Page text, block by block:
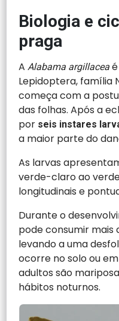
Biologia e
praga
AAlabama argillacea
Lepidoptera, família
começa com a
das folhas. Após a
por seis instares
a maior parte do
As larvas
verde-claro ao
longitudinais e
Durante o
pode consumir mais
levando a uma
ocorre no solo ou
adultos são
hábitos noturnos.